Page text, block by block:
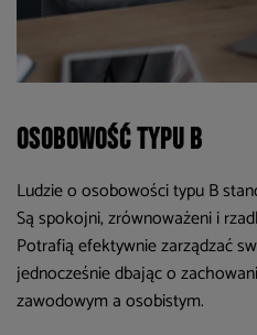
Osobowość typu B
Ludzie o osobowości typu B
Są spokojni, zrównoważeni i
Potrafią efektywnie zarządzać
jednocześnie dbając o
zawodowym a osobistym.